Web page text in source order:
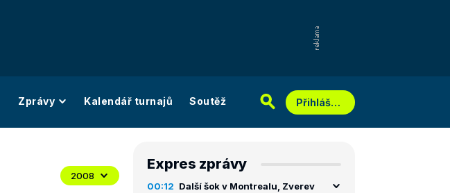
Zprávy Kalendář turnajů Soutěž Přihlášení
2008
Expres zprávy
00:12 Další šok v Montrealu, Zverev